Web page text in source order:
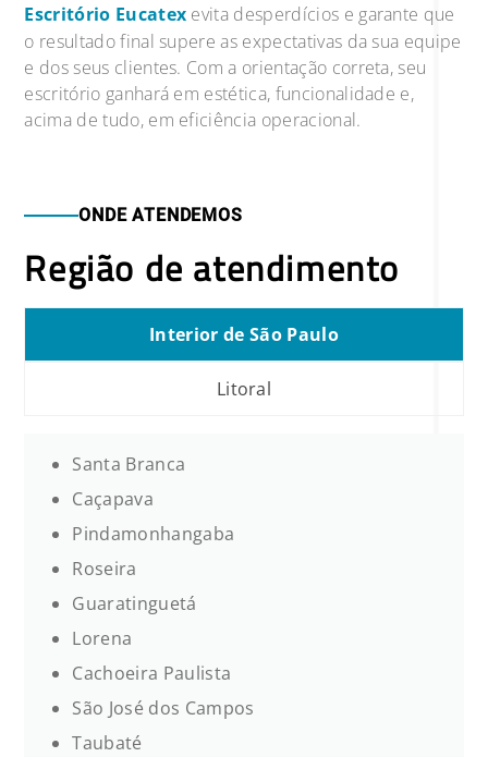
Escritório Eucatex evita desperdícios e garante que
o resultado final supere as expectativas da sua equipe
e dos seus clientes. Com a orientação correta, seu
escritório ganhará em estética, funcionalidade e,
acima de tudo, em eficiência operacional.
ONDE ATENDEMOS
Região de atendimento
Interior de São Paulo
Litoral
Santa Branca
Caçapava
Pindamonhangaba
Roseira
Guaratinguetá
Lorena
Cachoeira Paulista
São José dos Campos
Taubaté